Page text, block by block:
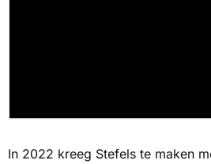
In 2022 kreeg Stefels te maken